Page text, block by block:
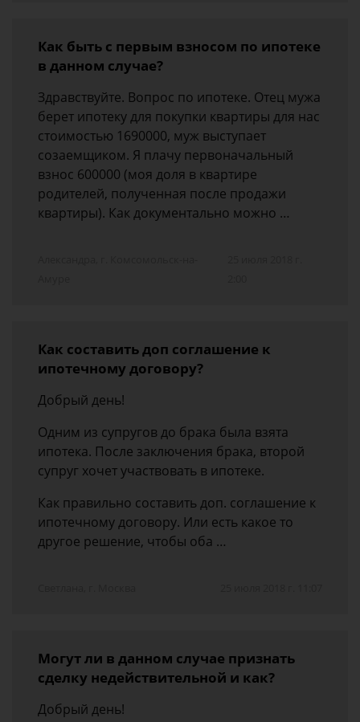
Как быть с первым взносом по ипотеке
в данном случае?
Здравствуйте. Вопрос по ипотеке. Отец мужа
берет ипотеку для покупки квартиры для нас
стоимостью 1690000, муж выступает
созаемщиком. Я плачу первоначальный
взнос 600000 (моя доля в квартире
родителей, полученная после продажи
квартиры). Как документально можно …
Как составить доп соглашение к
ипотечному договору?
Добрый день!
Одним из супругов до брака была взята
ипотека. После заключения брака, второй
супруг хочет участвовать в ипотеке.
Как правильно составить доп. соглашение к
ипотечному договору. Или есть какое то
другое решение, чтобы оба …
Могут ли в данном случае признать
сделку недействительной и как?
Добрый день!